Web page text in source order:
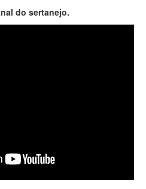
do sertanejo.